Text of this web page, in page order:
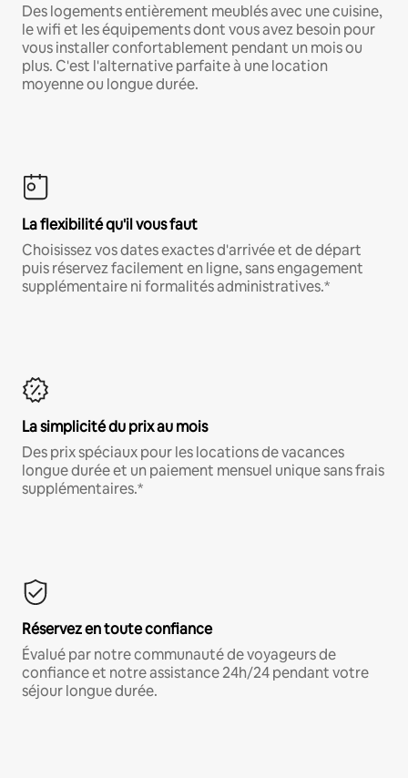
Des logements entièrement meublés avec une cuisine,
le wifi et les équipements dont vous avez besoin pour
vous installer confortablement pendant un mois ou
plus. C'est l'alternative parfaite à une location
moyenne ou longue durée.
La flexibilité qu'il vous faut
Choisissez vos dates exactes d'arrivée et de départ
puis réservez facilement en ligne, sans engagement
supplémentaire ni formalités administratives.*
La simplicité du prix au mois
Des prix spéciaux pour les locations de vacances
longue durée et un paiement mensuel unique sans frais
supplémentaires.*
Réservez en toute confiance
Évalué par notre communauté de voyageurs de
confiance et notre assistance 24h/24 pendant votre
séjour longue durée.